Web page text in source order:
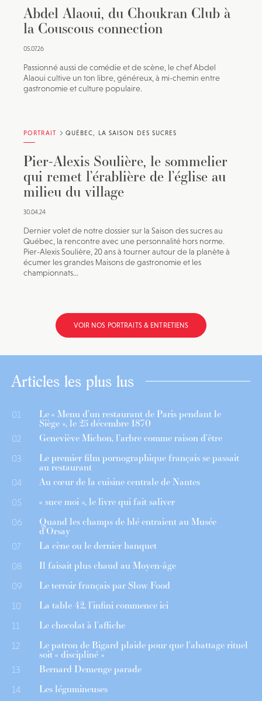
Abdel Alaoui, du Choukran Club à
la Couscous connection
05.07.26
Passionné aussi de comédie et de scène, le chef Abdel
Alaoui cultive un ton libre, généreux, à mi-chemin entre
gastronomie et culture populaire.
PORTRAIT QUÉBEC, LA SAISON DES SUCRES
Pier-Alexis Soulière, le sommelier
qui remet l’érablière de l’église au
milieu du village
30.04.24
Dernier volet de notre dossier sur la Saison des sucres au
Québec, la rencontre avec une personnalité hors norme.
Pier-Alexis Soulière, 20 ans à tourner autour de la planète à
écumer les grandes Maisons de gastronomie et les
championnats...
VOIR NOS PORTRAITS & ENTRETIENS
Articles les plus lus
01 Le « Menu d’un restaurant de Paris pendant le
Siège », le 25 décembre 1870
02 Geneviève Michon, l’arbre comme raison d’être
03 Le premier film pornographique français se passait
au restaurant
04 Au cœur de la cuisine centrale de Nantes
05 « suce moi », le livre qui fait saliver
06 Quand les champs de blé entraient au Musée
d’Orsay
07 La cène ou le dernier banquet
08 Il faisait plus chaud au Moyen-âge
09 Le terroir français par Slow Food
10 La table 42, l’infini commence ici
11 Le chocolat à l’affiche
12 Le patron de Bigard plaide pour que l’abattage rituel
soit « discipliné »
13 Bernard Demenge parade
14 Les légumineuses